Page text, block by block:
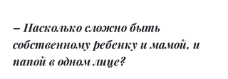
– Насколько сложно быть
собственному ребенку и мамой, и
папой в одном лице?